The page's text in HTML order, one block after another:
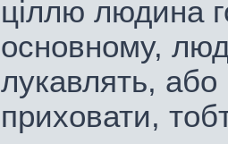
ціллю людина
основному,
лукавлять,
приховати,